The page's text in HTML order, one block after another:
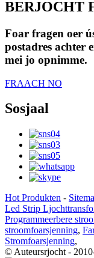
BERJOCHT
Foar fragen oer
postadres achter
mei jo opnimme.
FRAACH NO
Sosjaal
Hot Produkten -
Led Strip
Programmeerbere
stroomfoarsjenning,
Stromfoarsjenning,
© Auteursrjocht -